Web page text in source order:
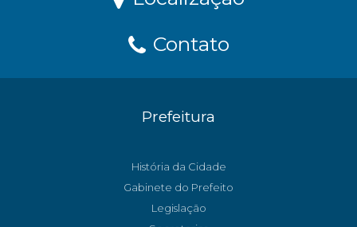
Contato
Prefeitura
História da Cidade
Gabinete do Prefeito
Legislação